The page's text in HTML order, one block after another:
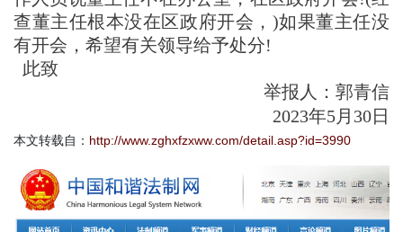
查董主任根本没在区政府开会，)如果董主任没
有开会，希望有关领导给予处分!
此致
举报人：郭青信
2023年5月30日
本文转载自： http://www.zghxfzxww.com/detail.asp?id=3990